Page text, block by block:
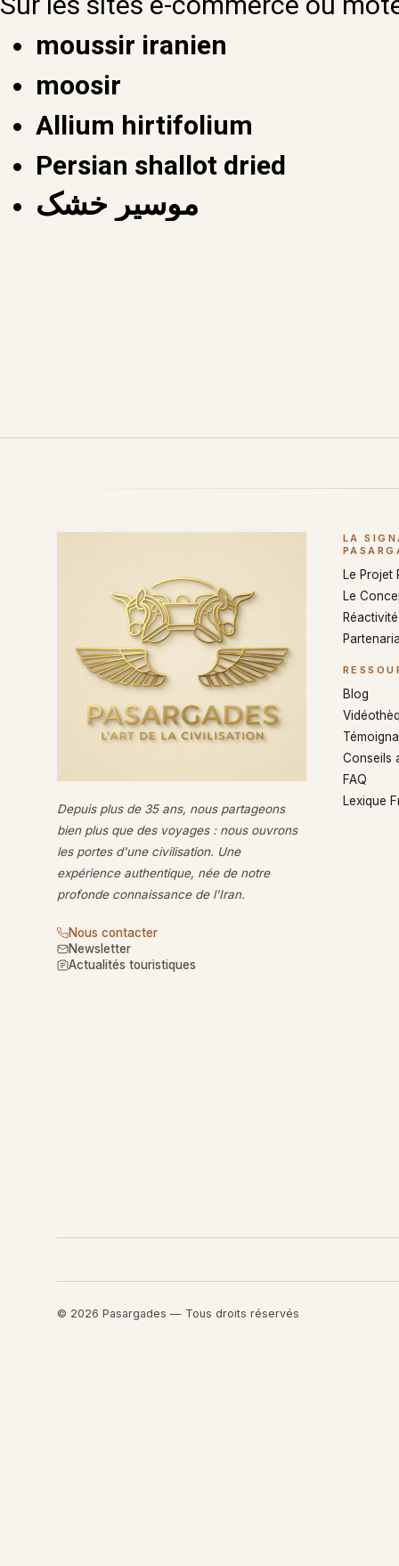
moussir iranien
moosir
Allium hirtifolium
Persian shallot dried
موسیر خشک
Depuis plus de 35 ans, nous partageons
bien plus que des voyages : nous ouvrons
les portes d'une civilisation. Une
expérience authentique, née de notre
profonde connaissance de l'Iran.
Nous contacter
Newsletter
Actualités touristiques
LA
Le Projet
Le
Blog
Conseils
FAQ
Lexique
© 2026 Pasargades — Tous droits réservés